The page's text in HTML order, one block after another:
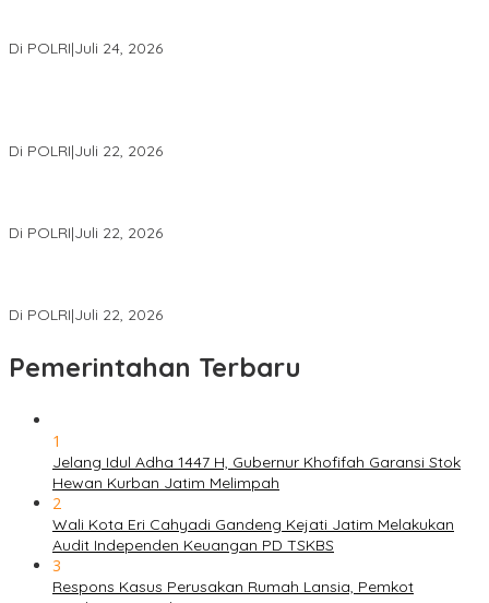
Di POLRI|Juli 24, 2026
Di POLRI|Juli 22, 2026
Di POLRI|Juli 22, 2026
Di POLRI|Juli 22, 2026
Pemerintahan Terbaru
1
Jelang Idul Adha 1447 H, Gubernur Khofifah Garansi Stok
Hewan Kurban Jatim Melimpah
2
Wali Kota Eri Cahyadi Gandeng Kejati Jatim Melakukan
Audit Independen Keuangan PD TSKBS
3
Respons Kasus Perusakan Rumah Lansia, Pemkot